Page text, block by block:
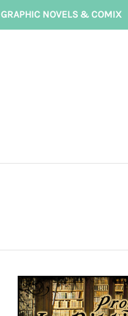
GRAPHIC NOVELS & COMIX